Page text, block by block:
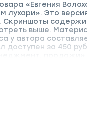
«Евгения
лухари». Это
Скриншоты
выше.
у автора
доступен за 450